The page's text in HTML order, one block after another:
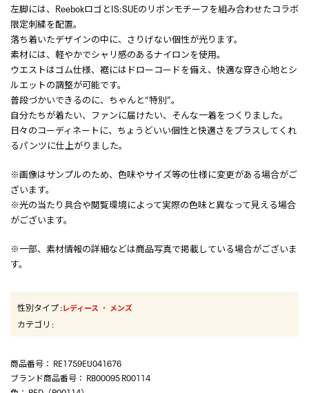
左脚には、ReebokロゴとIS:SUEのリボンモチーフを組み合わせたコラボ
限定刺繍を配置。
落ち着いたデザインの中に、さりげない個性が光ります。
素材には、軽やかでシャリ感のあるナイロンを使用。
ウエストはゴム仕様、裾にはドローコードを備え、快適な穿き心地とシ
ルエットの調整が可能です。
普段づかいできるのに、ちゃんと“特別”。
自分たちが着たい、ファンに届けたい、そんな一着をつくりました。
日々のコーディネートに、ちょうどいい個性と快適さをプラスしてくれ
るパンツに仕上がりました。
※画像はサンプルのため、色味やサイズ等の仕様に変更がある場合がご
ざいます。
※光の当たり具合や閲覧環境によって実際の色味と異なって見える場合
がございます。
※一部、素材情報の詳細などは商品写真で掲載している場合がございま
す。
性別タイプ:レディース ・ メンズ
カテゴリ :
商品番号 ： RE1759EU041676
ブランド商品番号 ： RB00095 R00114